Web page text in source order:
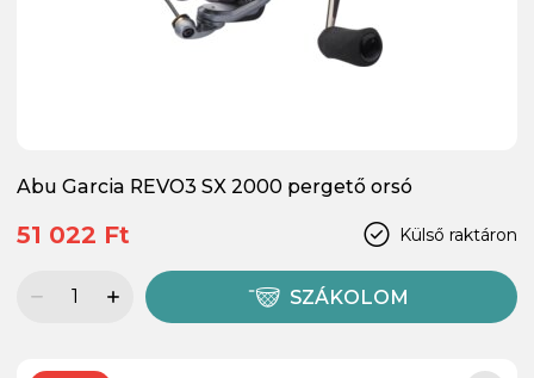
Abu Garcia REVO3 SX 2000 pergető orsó
Külső raktáron
51 022 Ft
SZÁKOLOM